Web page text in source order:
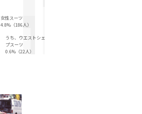
女性スーツ
4.8%（186人）
うち、ウエストシェイ
プスーツ
0.6%（22人）